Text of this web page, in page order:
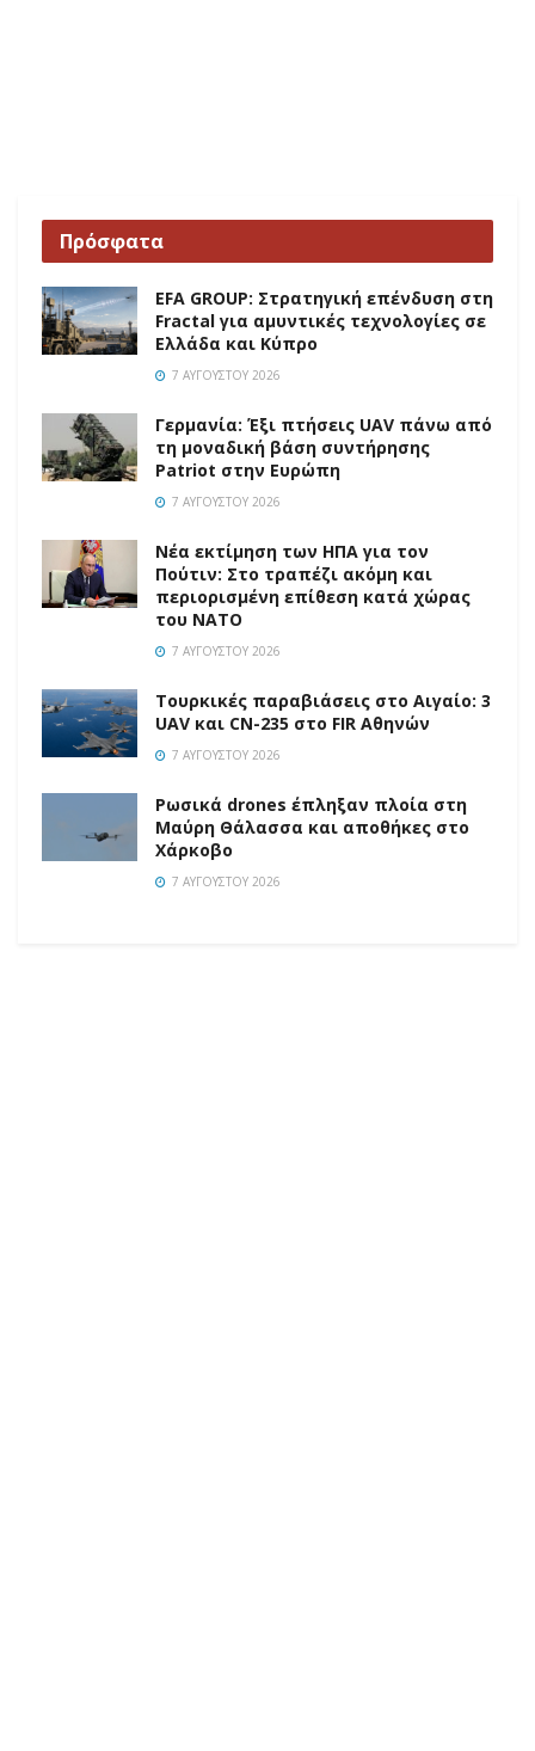
Πρόσφατα
EFA GROUP: Στρατηγική επένδυση στη
Fractal για αμυντικές τεχνολογίες σε
Ελλάδα και Κύπρο
7 ΑΥΓΟΎΣΤΟΥ 2026
Γερμανία: Έξι πτήσεις UAV πάνω από
τη μοναδική βάση συντήρησης
Patriot στην Ευρώπη
7 ΑΥΓΟΎΣΤΟΥ 2026
Νέα εκτίμηση των ΗΠΑ για τον
Πούτιν: Στο τραπέζι ακόμη και
περιορισμένη επίθεση κατά χώρας
του ΝΑΤΟ
7 ΑΥΓΟΎΣΤΟΥ 2026
Τουρκικές παραβιάσεις στο Αιγαίο: 3
UAV και CN-235 στο FIR Αθηνών
7 ΑΥΓΟΎΣΤΟΥ 2026
Ρωσικά drones έπληξαν πλοία στη
Μαύρη Θάλασσα και αποθήκες στο
Χάρκοβο
7 ΑΥΓΟΎΣΤΟΥ 2026